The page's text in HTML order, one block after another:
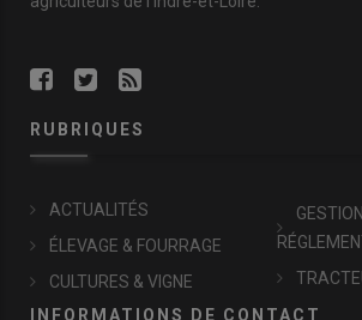
RUBRIQUES
ACTUALITÉS
ÉLEVAGE & FOURRAGE
CULTURES & VIGNE
INFORMATIONS DE CONTACT